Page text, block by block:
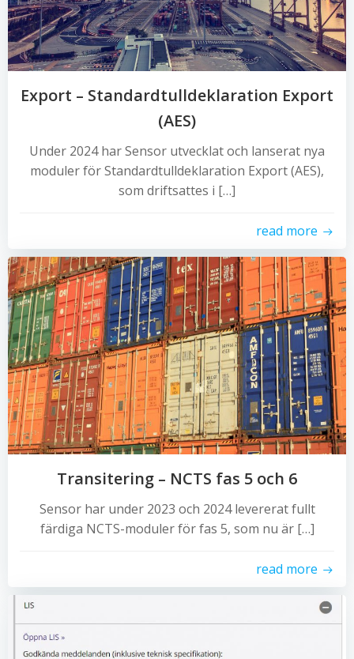
Export – Standardtulldeklaration Export
(AES)
Under 2024 har Sensor utvecklat och lanserat nya
moduler för Standardtulldeklaration Export (AES),
som driftsattes i […]
read more
Transitering – NCTS fas 5 och 6
Sensor har under 2023 och 2024 levererat fullt
färdiga NCTS-moduler för fas 5, som nu är […]
read more